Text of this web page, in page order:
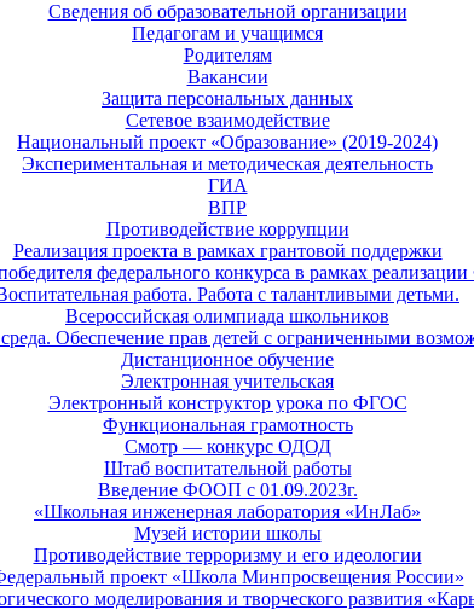
Сведения об образовательной организации
Педагогам и учащимся
Родителям
Вакансии
Защита персональных данных
Сетевое взаимодействие
Национальный проект «Образование» (2019-2024)
Экспериментальная и методическая деятельность
ГИА
ВПР
Противодействие коррупции
Реализация проекта в рамках грантовой поддержки
федерального конкурса в рамках
работа. Работа с талантливыми детьми.
Всероссийская олимпиада школьников
Обеспечение прав детей с ограниченными
Дистанционное обучение
Электронная учительская
Электронный конструктор урока по ФГОС
Функциональная грамотность
Смотр — конкурс ОДОД
Штаб воспитательной работы
Введение ФООП с 01.09.2023г.
«Школьная инженерная лаборатория «ИнЛаб»
Музей истории школы
Противодействие терроризму и его идеологии
проект «Школа Минпросвещения России»
моделирования и творческого развития